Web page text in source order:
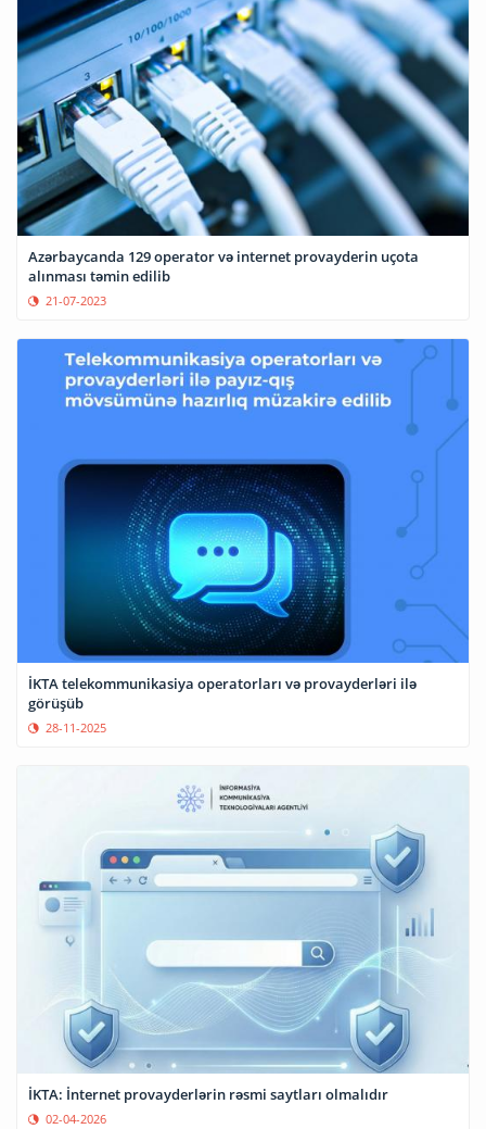
Azərbaycanda 129 operator və internet provayderin uçota
alınması təmin edilib
21-07-2023
İKTA telekommunikasiya operatorları və provayderləri ilə
görüşüb
28-11-2025
İKTA: İnternet provayderlərin rəsmi saytları olmalıdır
02-04-2026